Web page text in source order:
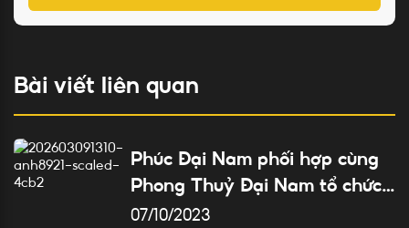
Bài viết liên quan
Phúc Đại Nam phối hợp cùng
Phong Thuỷ Đại Nam tổ chức
buổi chia sẻ “Phong Thuỷ
07/10/2023